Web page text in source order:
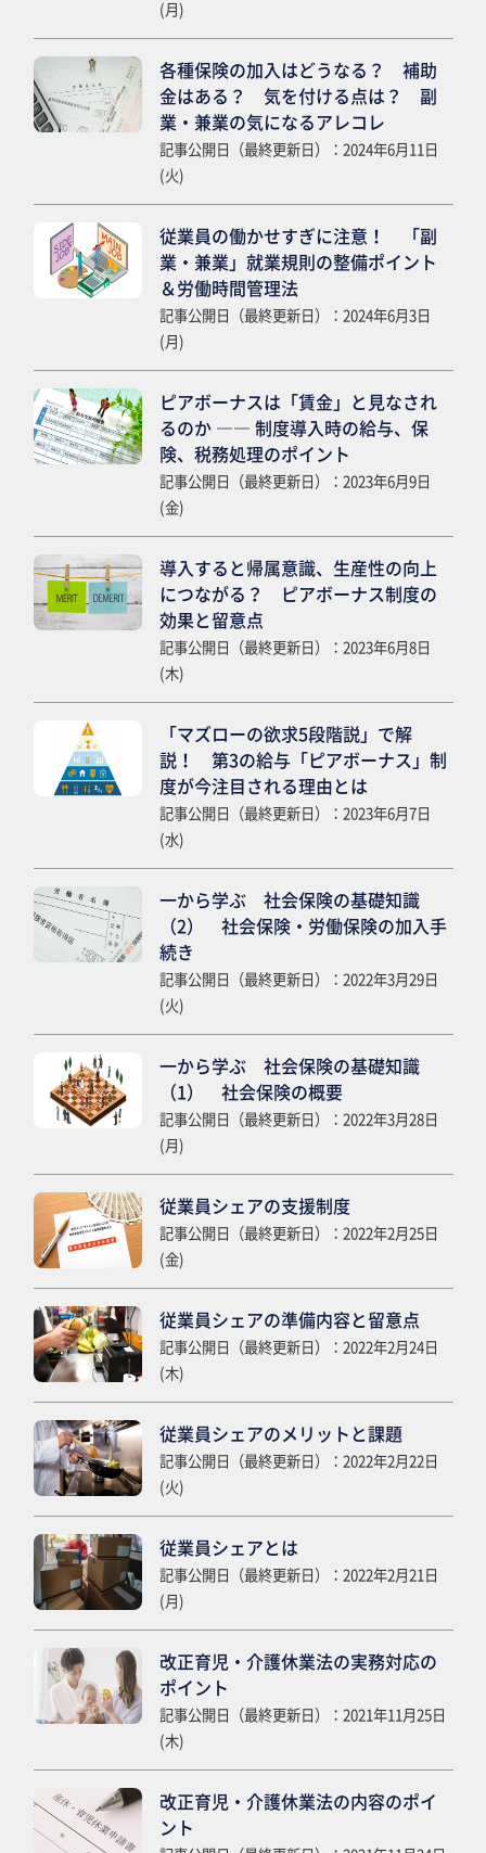
(月)
各種保険の加入はどうなる？ 補助
金はある？ 気を付ける点は？ 副
業・兼業の気になるアレコレ
記事公開日（最終更新日）：2024年6月11日
(火)
従業員の働かせすぎに注意！ 「副
業・兼業」就業規則の整備ポイント
＆労働時間管理法
記事公開日（最終更新日）：2024年6月3日
(月)
ピアボーナスは「賃金」と見なされ
るのか ―― 制度導入時の給与、保
険、税務処理のポイント
記事公開日（最終更新日）：2023年6月9日
(金)
導入すると帰属意識、生産性の向上
につながる？ ピアボーナス制度の
効果と留意点
記事公開日（最終更新日）：2023年6月8日
(木)
「マズローの欲求5段階説」で解
説！ 第3の給与「ピアボーナス」制
度が今注目される理由とは
記事公開日（最終更新日）：2023年6月7日
(水)
一から学ぶ 社会保険の基礎知識
（2） 社会保険・労働保険の加入手
続き
記事公開日（最終更新日）：2022年3月29日
(火)
一から学ぶ 社会保険の基礎知識
（1） 社会保険の概要
記事公開日（最終更新日）：2022年3月28日
(月)
従業員シェアの支援制度
記事公開日（最終更新日）：2022年2月25日
(金)
従業員シェアの準備内容と留意点
記事公開日（最終更新日）：2022年2月24日
(木)
従業員シェアのメリットと課題
記事公開日（最終更新日）：2022年2月22日
(火)
従業員シェアとは
記事公開日（最終更新日）：2022年2月21日
(月)
改正育児・介護休業法の実務対応の
ポイント
記事公開日（最終更新日）：2021年11月25日
(木)
改正育児・介護休業法の内容のポイ
ント